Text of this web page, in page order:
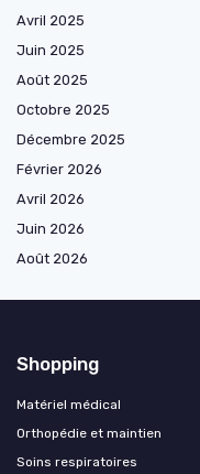
Avril 2025
Juin 2025
Août 2025
Octobre 2025
Décembre 2025
Février 2026
Avril 2026
Juin 2026
Août 2026
Shopping
Matériel médical
Orthopédie et maintien
Soins respiratoires